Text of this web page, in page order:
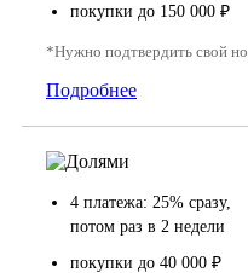
покупки до 150 000 ₽
*Нужно подтвердить свой
Подробнее
4 платежа: 25% сразу,
потом раз в 2 недели
покупки до 40 000 ₽